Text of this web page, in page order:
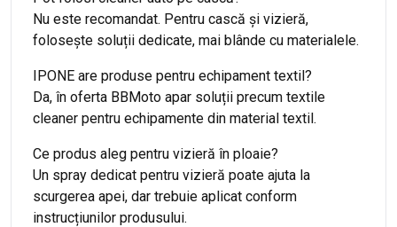
Nu este recomandat. Pentru cască și vizieră,
folosește soluții dedicate, mai blânde cu materialele.
IPONE are produse pentru echipament textil?
Da, în oferta BBMoto apar soluții precum textile
cleaner pentru echipamente din material textil.
Ce produs aleg pentru vizieră în ploaie?
Un spray dedicat pentru vizieră poate ajuta la
scurgerea apei, dar trebuie aplicat conform
instrucțiunilor produsului.